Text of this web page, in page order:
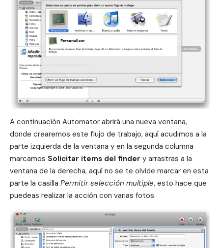
A continuación Automator abrirá una nueva ventana,
donde crearemos este flujo de trabajo, aquí acudimos a la
parte izquierda de la ventana y en la segunda columna
marcamos Solicitar items del finder y arrastras a la
ventana de la derecha, aquí no se te olvide marcar en esta
parte la casilla Permitir selección multiple, esto hace que
puedeas realizar la acción con varias fotos.